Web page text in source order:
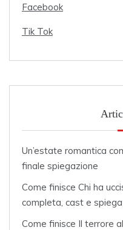
Facebook
Tik Tok
Un’estate romantica
finale spiegazione
Come finisce Chi ha
completa, cast e
Come finisce Il terrore